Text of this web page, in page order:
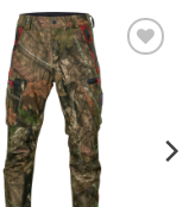
Toevoegen
verlanglijst